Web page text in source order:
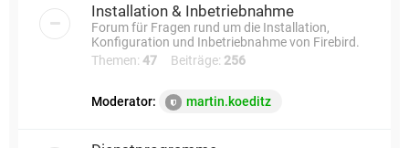
Installation & Inbetriebnahme
Forum für Fragen rund um die Installation,
Konfiguration und Inbetriebnahme von Firebird.
Themen: 47 Beiträge: 256
Moderator: martin.koeditz